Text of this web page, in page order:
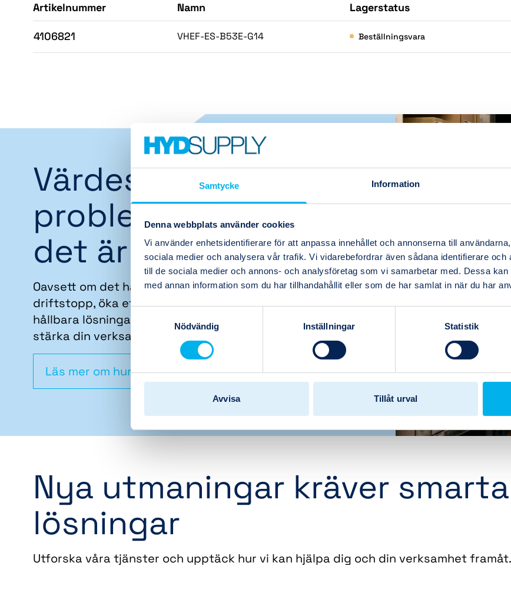
Samtycke Information
Denna webbplats använder cookies
Vi använder enhetsidentifierare för att anpassa innehållet och annonserna till
sociala medier och analysera vår trafik. Vi vidarebefordrar även sådana identifierare och
till de sociala medier och annons- och analysföretag som vi samarbetar med. Dessa
med annan information som du har tillhandahållit eller som de har samlat in när du har
Nödvändig
Inställningar Statistik
Avvisa Tillåt urval
Artikelnummer Namn Lagerstatus
4106821
VHEF-ES-B53E-G14 Beställningsvara
Värdeskapande
problemlösare,
det är vi
Oavsett om det handlar om att förebygga
driftstopp, öka effektiviteten eller skapa
hållbara lösningar för framtiden, är vi här för att
stärka din verksamhet.
Läs mer om hur vi jobbar
Nya utmaningar kräver smarta
lösningar
Utforska våra tjänster och upptäck hur vi kan hjälpa dig och din verksamhet framåt.